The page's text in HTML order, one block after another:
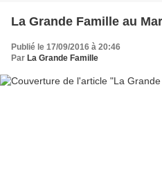
La Grande Famille au
Publié le 17/09/2016 à 20:46
Par La Grande Famille